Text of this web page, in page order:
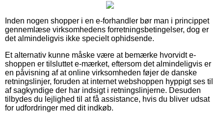
Inden nogen shopper i en e-forhandler bør man i princippet
gennemlæse virksomhedens forretningsbetingelser, dog er
det almindeligvis ikke specielt ophidsende.
Et alternativ kunne måske være at bemærke hvorvidt e-
shoppen er tilsluttet e-mærket, eftersom det almindeligvis er
en påvisning af at online virksomheden føjer de danske
retningslinjer, foruden at internet webshoppen hyppigt ses til
af sagkyndige der har indsigt i retningslinjerne. Desuden
tilbydes du lejlighed til at få assistance, hvis du bliver udsat
for udfordringer med dit indkøb.